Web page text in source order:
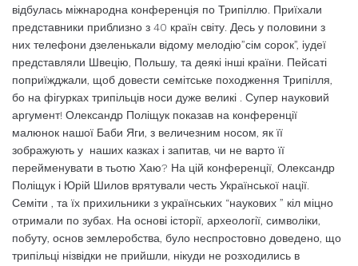
відбулась міжнародна конференція по Трипіллю. Приїхали
представники приблизно з 40 країн світу. Десь у половини з
них телефони дзеленькали відому мелодію”сім сорок”, іудеї
представляли Швецію, Польшу, та деякі інші країни. Пейсаті
поприїжджали, щоб довести семітське походження Трипілля,
бо на фігурках трипільців носи дуже великі . Супер науковий
аргумент! Олександр Поліщук показав на конференції
малюнок нашої Баби Яги, з величезним носом, як її
зображують у наших казках і запитав, чи не варто її
перейменувати в тьотю Хаю? На цій конференції, Олександр
Поліщук і Юрій Шилов врятували честь Української нації.
Семіти , та їх прихильники з українських “наукових ” кіл міцно
отримали по зубах. На основі історії, археології, символіки,
побуту, основ землеробства, було неспростовно доведено, що
трипільці нізвідки не прийшли, нікуди не розходились в